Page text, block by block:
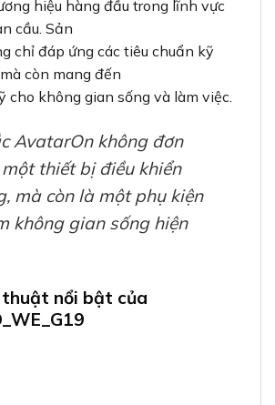
hiệu hàng đầu trong lĩnh vực
cầu. Sản
chỉ đáp ứng các tiêu chuẩn kỹ
còn mang đến
cho không gian sống và làm việc.
AvatarOn không đơn
thiết bị điều khiển
mà còn là một phụ kiện
không gian sống hiện
nổi bật của